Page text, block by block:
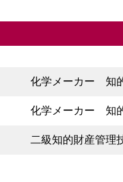
化学メーカー 知
化学メーカー 知
二級知的財産管